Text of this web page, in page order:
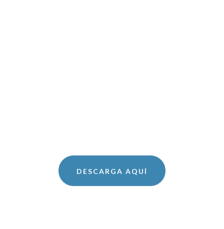
DESCARGA AQUÍ